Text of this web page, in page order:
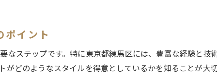
美容室でのプロのアドバイスを受けるメリット
ポイント
なステップです。特に東京都練馬区には、豊富な経験と
がどのようなスタイルを得意としているかを知ることが大